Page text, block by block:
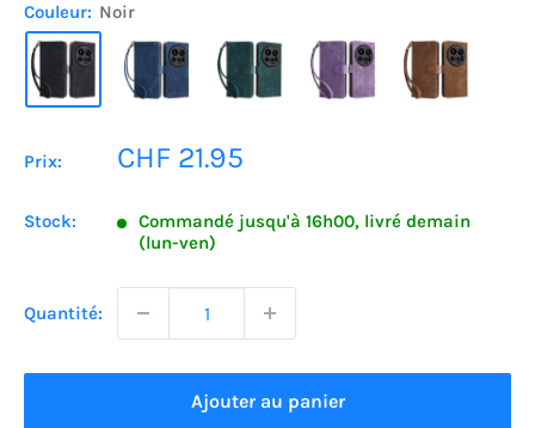
Couleur: Noir
Prix:
Prix
CHF 21.95
Stock:
Commandé jusqu'à 16h00, livré demain
(lun-ven)
Quantité:
Ajouter au panier